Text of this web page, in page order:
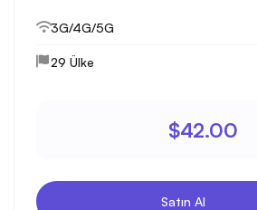
3G/4G/5G
29 Ülke
$42.00
Satın Al